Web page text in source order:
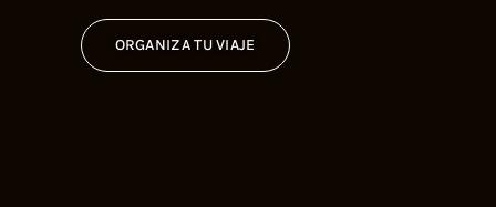
ORGANIZA TU VIAJE